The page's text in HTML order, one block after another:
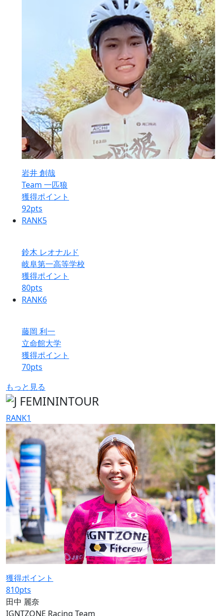
岩井 創哉
Team 一匹狼
獲得ポイント
92pts
RANK5
鈴木 レオナルド
岐阜第一高等学校
獲得ポイント
80pts
RANK6
藤岡 利一
立命館大学
獲得ポイント
70pts
もっと見る
RANK1
獲得ポイント
810pts
田中 麗奈
IGNTZONE Racing Team